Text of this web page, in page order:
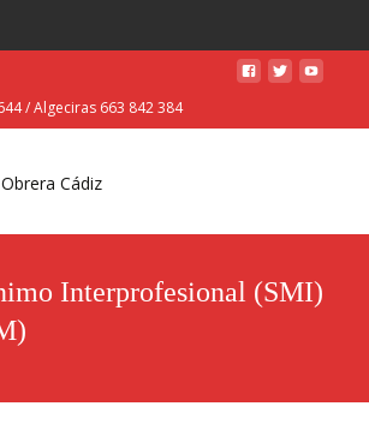
/ Algeciras 663 842 384
Interprofesional (SMI)